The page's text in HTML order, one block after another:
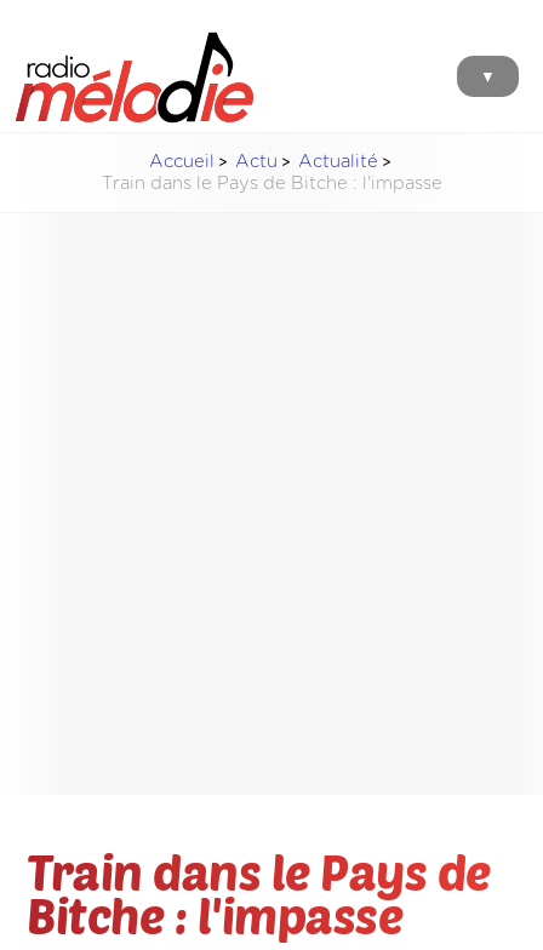
▼
Accueil Actu
Actualité
Train dans le Pays de Bitche : l'impasse
Train dans le Pays de
Bitche : l'impasse